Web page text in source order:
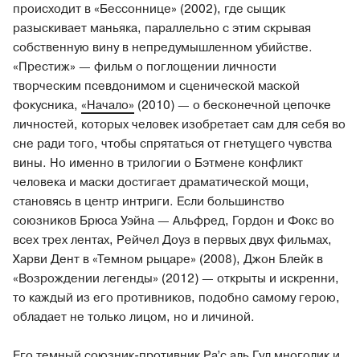
происходит в «Бессоннице» (2002), где сыщик
разыскивает маньяка, параллельно с этим скрывая
собственную вину в непредумышленном убийстве.
«Престиж» — фильм о поглощении личности
творческим псевдонимом и сценической маской
фокусника, «Начало» (2010) — о бесконечной цепочке
личностей, которых человек изобретает сам для себя во
сне ради того, чтобы спрятаться от гнетущего чувства
вины. Но именно в трилогии о Бэтмене конфликт
человека и маски достигает драматической мощи,
становясь в центр интриги. Если большинство
союзников Брюса Уэйна — Альфред, Гордон и Фокс во
всех трех лентах, Рейчел Доуз в первых двух фильмах,
Харви Дент в «Темном рыцаре» (2008), Джон Блейк в
«Возрождении легенды» (2012) — открыты и искренни,
то каждый из его противников, подобно самому герою,
обладает не только лицом, но и личиной.